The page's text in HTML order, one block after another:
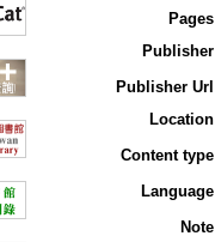
Pages
Publisher
Publisher Url
Location
Content type
Language
Note